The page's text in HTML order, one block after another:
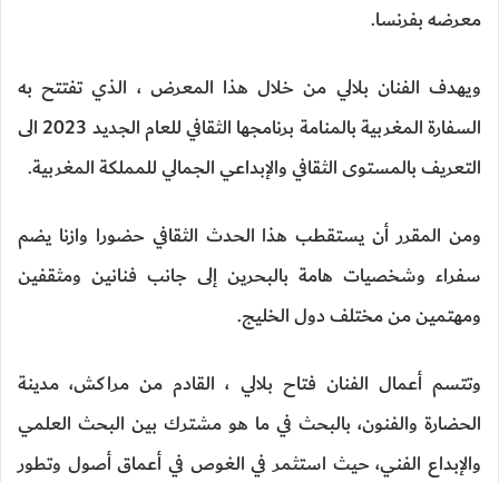
معرضه بفرنسا.
ويهدف الفنان بلالي من خلال هذا المعرض ، الذي تفتتح به
السفارة المغربية بالمنامة برنامجها الثقافي للعام الجديد 2023 الى
التعريف بالمستوى الثقافي والإبداعي الجمالي للمملكة المغربية.
ومن المقرر أن يستقطب هذا الحدث الثقافي حضورا وازنا يضم
سفراء وشخصيات هامة بالبحرين إلى جانب فنانين ومثقفين
ومهتمين من مختلف دول الخليج.
وتتسم أعمال الفنان فتاح بلالي ، القادم من مراكش، مدينة
الحضارة والفنون، بالبحث في ما هو مشترك بين البحث العلمي
والإبداع الفني، حيث استثمر في الغوص في أعماق أصول وتطور